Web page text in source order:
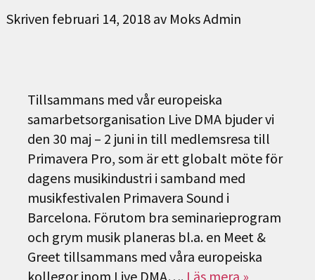
Skriven februari 14, 2018 av Moks Admin
Tillsammans med vår europeiska
samarbetsorganisation Live DMA bjuder vi
den 30 maj – 2 juni in till medlemsresa till
Primavera Pro, som är ett globalt möte för
dagens musikindustri i samband med
musikfestivalen Primavera Sound i
Barcelona. Förutom bra seminarieprogram
och grym musik planeras bl.a. en Meet &
Greet tillsammans med våra europeiska
kollegor inom Live DMA…. Läs mera »